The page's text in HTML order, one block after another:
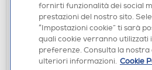
fornirti funzionalità dei social
prestazioni del nostro sito.
“Impostazioni cookie” ti sarà
quali cookie verranno utilizzati
preferenze. Consulta la nostra
ulteriori informazioni. Cookie